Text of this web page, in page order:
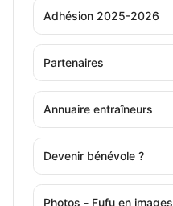
Adhésion 2025-2026
Partenaires
Annuaire entraîneurs
Devenir bénévole ?
Photos - Fufu en images